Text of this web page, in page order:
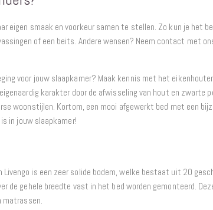
eigen smaak en voorkeur samen te stellen. Zo kun je het
of een beits. Andere wensen? Neem contact met
voor jouw slaapkamer? Maak kennis met het
karakter door de afwisseling van hout en zwarte
woonstijlen. Kortom, een mooi afgewerkt bed met een
in jouw slaapkamer!
Livengo is een zeer solide bodem, welke bestaat uit 20
de gehele breedte vast in het bed worden gemonteerd.
matrassen.